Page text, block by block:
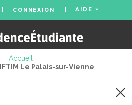
CONNEXION AIDE
Accueil
Le Palais-sur-Vienne